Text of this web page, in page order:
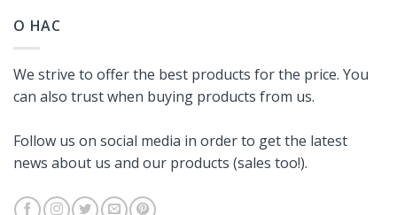
О НАС
We strive to offer the best products for the price. You
can also trust when buying products from us.
Follow us on social media in order to get the latest
news about us and our products (sales too!).